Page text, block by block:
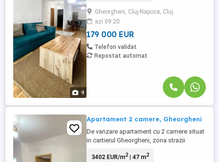
9
mp si este compus din: hol, living cu
bucatarie, baie, dormitor si terasa cu iesire
din living si dormitor ...
Gheorgheni, Cluj-Napoca, Cluj
azi 09:20
179 000 EUR
Telefon validat
Repostat automat
Apartament 2 camere, Gheorgheni
De vanzare apartament cu 2 camere situat
in cartierul Gheorgheni, zona strazii
sunt urmatoarele: - Suprafata utila: 47 mp
3402 EUR/m2| 47 m2